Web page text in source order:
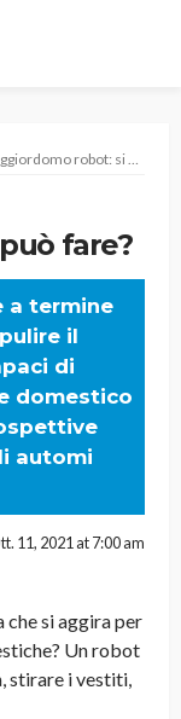
robot: si può fare?
fare?
a termine
il
di
domestico
automi
11, 2021 at 7:00 am
che si aggira per
Un robot
stirare i vestiti,